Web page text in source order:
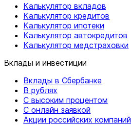
Калькулятор вкладов
Калькулятор кредитов
Калькулятор ипотеки
Калькулятор автокредитов
Калькулятор медстраховки
Вклады и инвестиции
Вклады в Сбербанке
В рублях
С высоким процентом
С онлайн заявкой
Акции российских компаний